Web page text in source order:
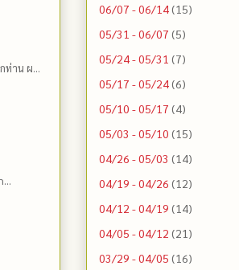
ท่าน ผ...
06/07 - 06/14(15)
05/31 - 06/07 (5)
05/24 - 05/31 (7)
05/17 - 05/24(6)
05/10 - 05/17 (4)
05/03 - 05/10 (15)
04/26 - 05/03 (14)
04/19 - 04/26 (12)
04/12 - 04/19 (14)
04/05 - 04/12 (21)
03/29 - 04/05 (16)